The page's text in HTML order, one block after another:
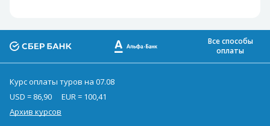
Все способы
оплаты
Курс оплаты туров на 07.08
USD = 86,90
EUR = 100,41
Архив курсов